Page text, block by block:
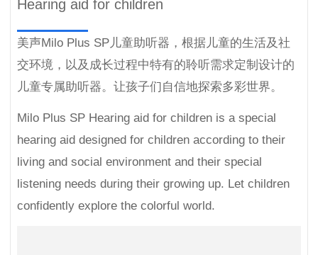
Hearing aid for children
美声Milo Plus SP儿童助听器，根据儿童的生活及社
交环境，以及成长过程中特有的聆听需求定制设计的
儿童专属助听器。让孩子们自信地探索多彩世界。
Milo Plus SP Hearing aid for children is a special
hearing aid designed for children according to their
living and social environment and their special
listening needs during their growing up. Let children
confidently explore the colorful world.